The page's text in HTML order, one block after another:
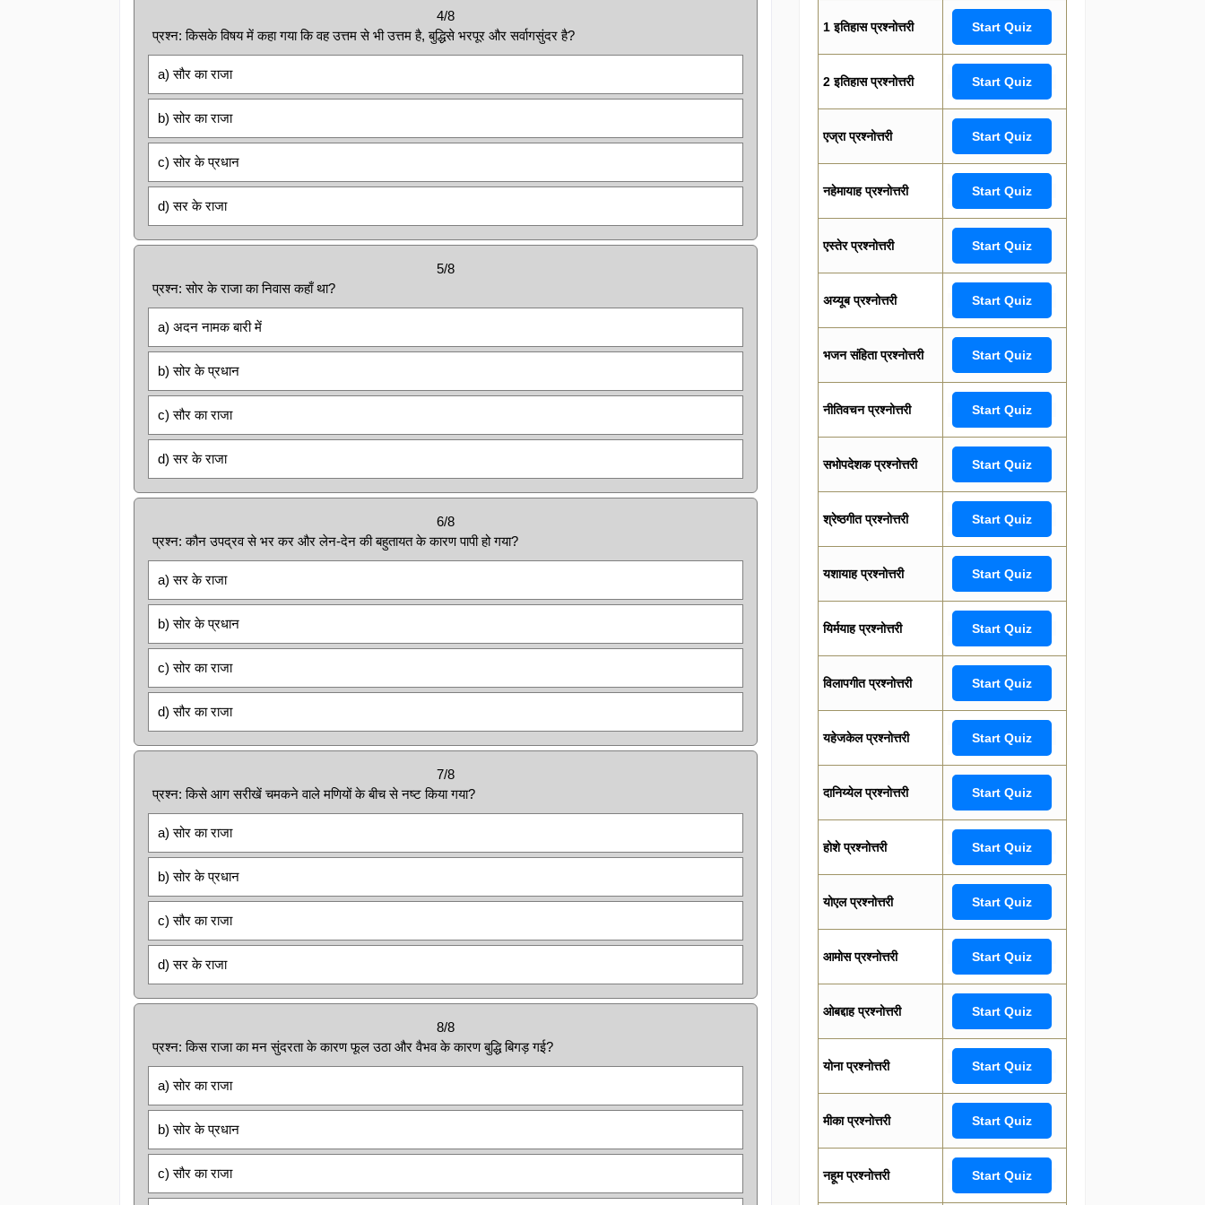
4/8
प्रश्न: किसके विषय में कहा गया कि वह उत्तम से भी उत्तम है, बुद्धिसे भरपूर और सर्वागसुंदर है?
a) सौर का राजा
b) सोर का राजा
c) सोर के प्रधान
d) सर के राजा
5/8
प्रश्न: सोर के राजा का निवास कहाँ था?
a) अदन नामक बारी में
b) सोर के प्रधान
c) सौर का राजा
d) सर के राजा
6/8
प्रश्न: कौन उपद्रव से भर कर और लेन-देन की बहुतायत के कारण पापी हो गया?
a) सर के राजा
b) सोर के प्रधान
c) सोर का राजा
d) सौर का राजा
7/8
प्रश्न: किसे आग सरीखें चमकने वाले मणियों के बीच से नष्ट किया गया?
a) सोर का राजा
b) सोर के प्रधान
c) सौर का राजा
d) सर के राजा
8/8
प्रश्न: किस राजा का मन सुंदरता के कारण फूल उठा और वैभव के कारण बुद्धि बिगड़ गई?
a) सोर का राजा
b) सोर के प्रधान
c) सौर का राजा
1 इतिहास प्रश्नोत्तरी Start Quiz
2 इतिहास प्रश्नोत्तरी Start Quiz
एज्रा प्रश्नोत्तरी Start Quiz
नहेमायाह प्रश्नोत्तरी Start Quiz
एस्तेर प्रश्नोत्तरी Start Quiz
अय्यूब प्रश्नोत्तरी Start Quiz
भजन संहिता प्रश्नोत्तरी Start Quiz
नीतिवचन प्रश्नोत्तरी Start Quiz
सभोपदेशक प्रश्नोत्तरी Start Quiz
श्रेष्ठगीत प्रश्नोत्तरी Start Quiz
यशायाह प्रश्नोत्तरी Start Quiz
यिर्मयाह प्रश्नोत्तरी Start Quiz
विलापगीत प्रश्नोत्तरी Start Quiz
यहेजकेल प्रश्नोत्तरी Start Quiz
दानिय्येल प्रश्नोत्तरी Start Quiz
होशे प्रश्नोत्तरी Start Quiz
योएल प्रश्नोत्तरी Start Quiz
आमोस प्रश्नोत्तरी Start Quiz
ओबद्दाह प्रश्नोत्तरी Start Quiz
योना प्रश्नोत्तरी Start Quiz
मीका प्रश्नोत्तरी Start Quiz
नहूम प्रश्नोत्तरी Start Quiz